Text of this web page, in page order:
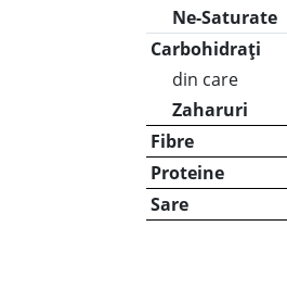
Ne-Saturate
Carbohidrați
din care
Zaharuri
Fibre
Proteine
Sare